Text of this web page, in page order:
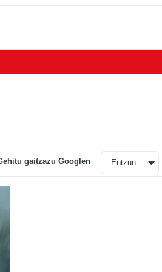
gaitzazu Googlen Entzun